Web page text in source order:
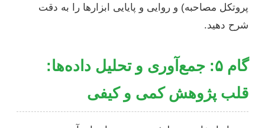
پروتکل مصاحبه) و روایی و پایایی ابزارها را به دقت
شرح دهید.
گام ۵: جمع‌آوری و تحلیل داده‌ها:
قلب پژوهش کمی و کیفی